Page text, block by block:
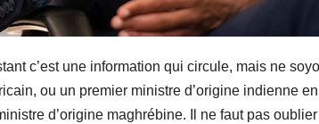
c’est une information qui circule, mais ne
ou un premier ministre d’origine indienne
d’origine maghrébine. Il ne faut pas